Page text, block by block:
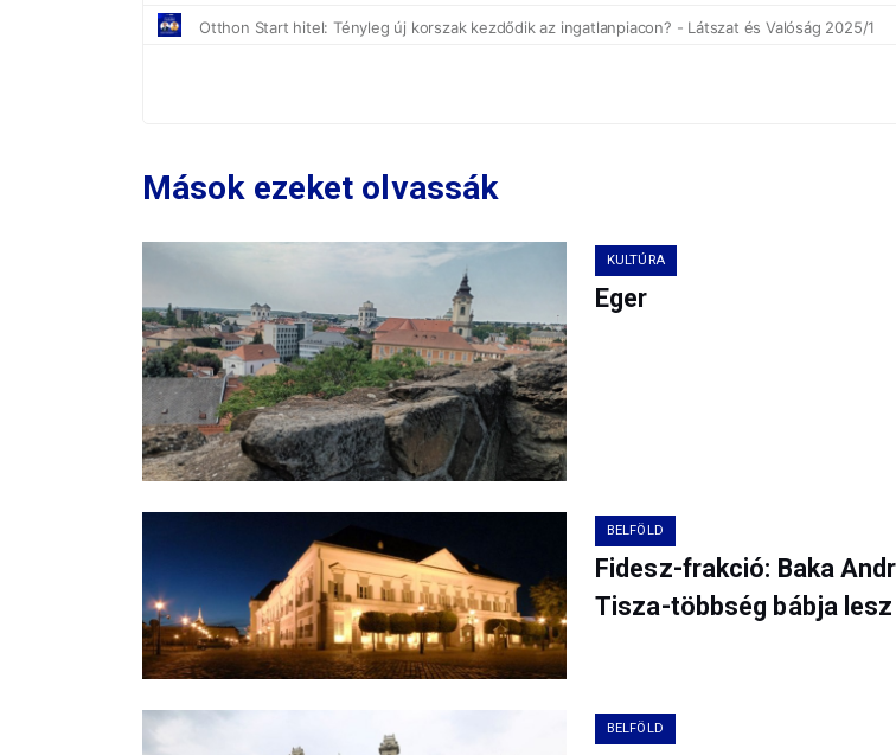
Mások ezeket olvassák
KULTÚRA
Eger
BELFÖLD
Fidesz-frakció: Baka
Tisza-többség bábja lesz
BELFÖLD